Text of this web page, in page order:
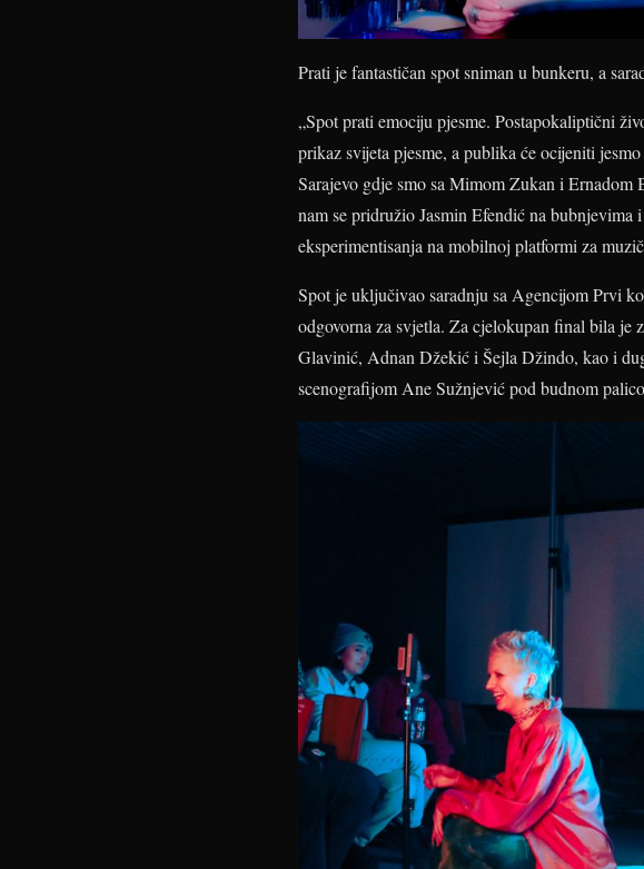
Prati je fantastičan spot sniman u bunkeru, a
„Spot prati emociju pjesme. Postapokaliptični
prikaz svijeta pjesme, a publika će ocijeniti
Sarajevo gdje smo sa Mimom Zukan i Ernadom
nam se pridružio Jasmin Efendić na
eksperimentisanja na mobilnoj platformi za
Spot je uključivao saradnju sa Agencijom Prvi
odgovorna za svjetla. Za cjelokupan final bila je
Glavinić, Adnan Džekić i Šejla Džindo, kao i
scenografijom Ane Sužnjević pod budnom